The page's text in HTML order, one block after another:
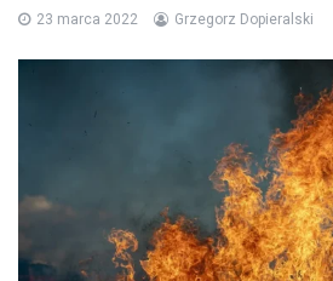
23 marca 2022 Grzegorz Dopieralski